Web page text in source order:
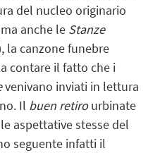
del nucleo originario
anche le Stanze
la canzone funebre
contare il fatto che i
venivano inviati in lettura
Il buen retirourbinate
aspettative stesse del
seguente infatti il